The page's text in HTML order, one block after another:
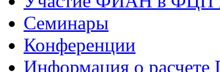
Семинары
Конференции
Информация о